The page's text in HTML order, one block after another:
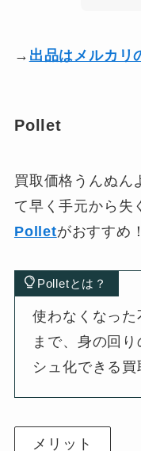
→ 出品はメルカリ
Pollet
買取価格うんぬん
て早く手元から失
Polletがおすすめ！
Polletとは？
使わなくなった
まで、身の回
シュ化できる買
メリット